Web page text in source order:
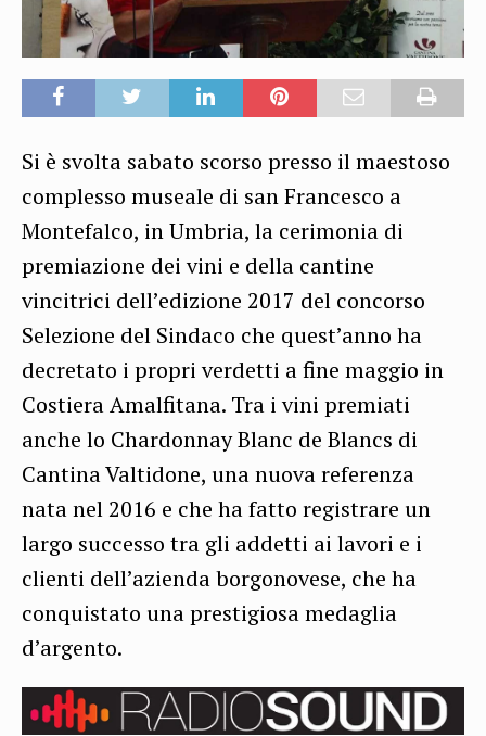
Si è svolta sabato scorso presso il maestoso
complesso museale di san Francesco a
Montefalco, in Umbria, la cerimonia di
premiazione dei vini e della cantine
vincitrici dell’edizione 2017 del concorso
Selezione del Sindaco che quest’anno ha
decretato i propri verdetti a fine maggio in
Costiera Amalfitana. Tra i vini premiati
anche lo Chardonnay Blanc de Blancs di
Cantina Valtidone, una nuova referenza
nata nel 2016 e che ha fatto registrare un
largo successo tra gli addetti ai lavori e i
clienti dell’azienda borgonovese, che ha
conquistato una prestigiosa medaglia
d’argento.